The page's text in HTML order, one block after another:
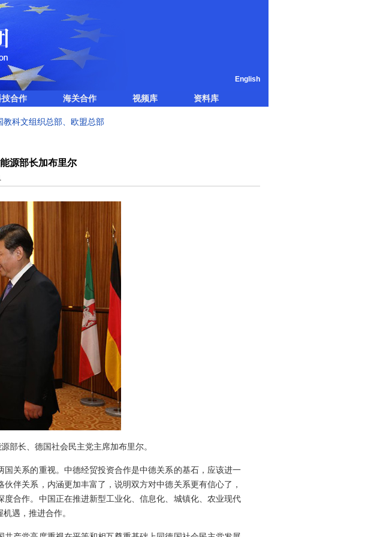
English
技合作 海关合作 视频库 资料库
科文组织总部、欧盟总部
源部长加布里尔
长、德国社会民主党主席加布里尔。
关系的重视。中德经贸投资合作是中德关系的基石，应该进一
伴关系，内涵更加丰富了，说明双方对中德关系更有信心了，
合作。中国正在推进新型工业化、信息化、城镇化、农业现代
遇，推进合作。